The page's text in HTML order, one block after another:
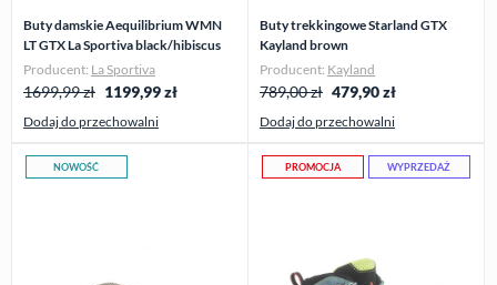
Buty damskie Aequilibrium WMN
LT GTX La Sportiva black/hibiscus
Producent: La Sportiva
1699,99 zł 1199,99zł
Dodaj do przechowalni
Buty trekkingowe Starland GTX
Kayland brown
Producent: Kayland
789,00 zł 479,90zł
Dodaj do przechowalni
NOWOŚĆ PROMOCJA WYPRZEDAŻ